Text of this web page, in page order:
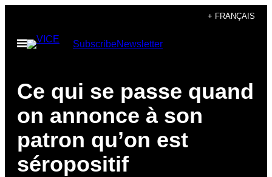
content
+ FRANÇAIS
Open
Menu
SubscribeNewsletter
Ce qui se passe quand
on annonce à son
patron qu’on est
séropositif